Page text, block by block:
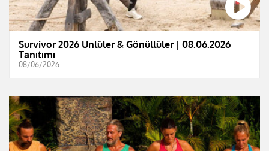
Survivor 2026 Ünlüler & Gönüllüler | 08.06.2026
Tanıtımı
08/06/2026